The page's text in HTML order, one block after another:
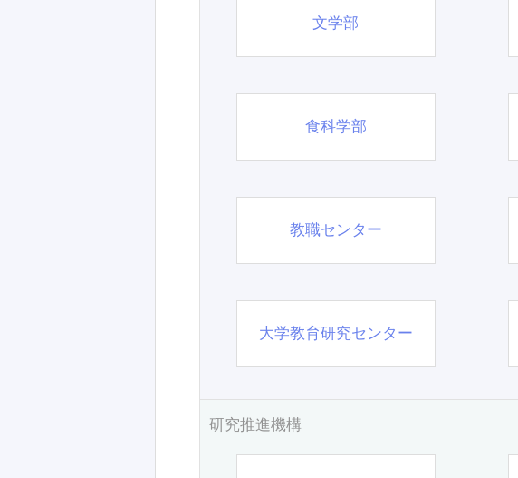
文学部
食科学部
教職センター
大学教育研究センター
研究推進機構